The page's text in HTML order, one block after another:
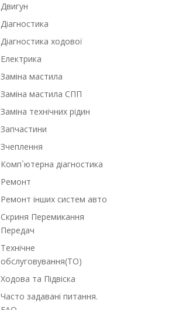
Двигун
Діагностика
Діагностика ходової
Електрика
Заміна мастила
Заміна мастила СПП
Заміна технічних рідин
Запчастини
Зчеплення
Комп`ютерна діагностика
Ремонт
Ремонт інших систем авто
Скриня Перемикання
Передач
Технічне
обслуговування(ТО)
Ходова та Підвіска
Часто задавані питання.